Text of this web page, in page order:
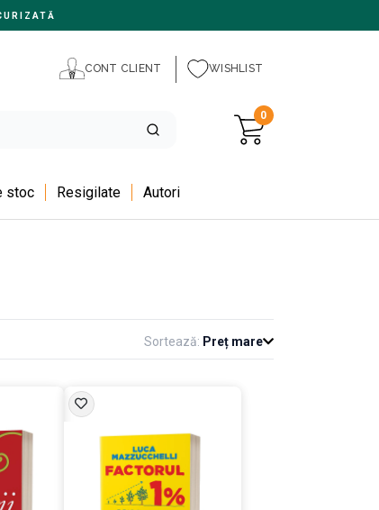
CONT CLIENT WISHLIST
0
stoc Resigilate Autori
Sortează: Preț mare